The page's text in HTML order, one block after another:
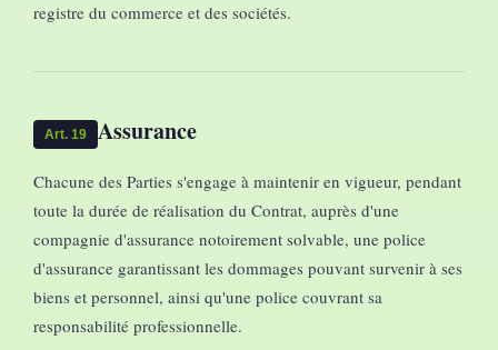
registre du commerce et des sociétés.
Art. 19 Assurance
Chacune des Parties s'engage à maintenir en vigueur, pendant
toute la durée de réalisation du Contrat, auprès d'une
compagnie d'assurance notoirement solvable, une police
d'assurance garantissant les dommages pouvant survenir à ses
biens et personnel, ainsi qu'une police couvrant sa
responsabilité professionnelle.